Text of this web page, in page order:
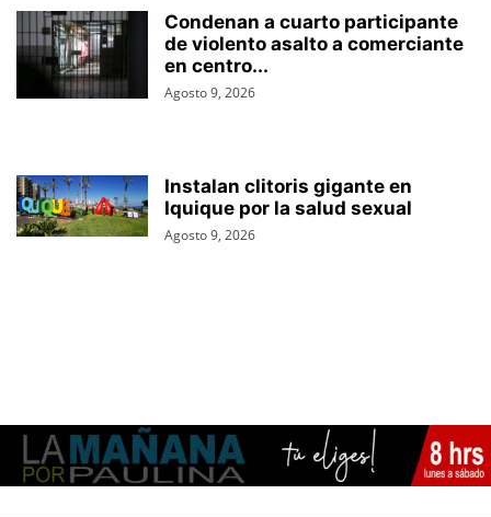
Condenan a cuarto participante
de violento asalto a comerciante
en centro...
Agosto 9, 2026
Instalan clitoris gigante en
Iquique por la salud sexual
Agosto 9, 2026